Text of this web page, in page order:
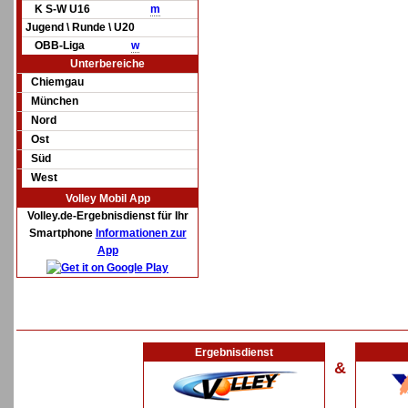
K S-W U16
m
Jugend \ Runde \ U20
OBB-Liga
w
Unterbereiche
Chiemgau
München
Nord
Ost
Süd
West
Volley Mobil App
Volley.de-Ergebnisdienst für Ihr
Smartphone Informationen zur
App
Ergebnisdienst
&